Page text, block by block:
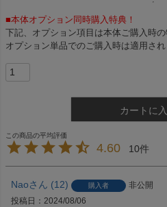
■本体オプション同時購入特典！
下記、オプション項目は本体ご購入時の
オプション単品でのご購入時は適用され
カートに
4.60 10
Nao 12 購入者
非公開
投稿日
2024/08/06